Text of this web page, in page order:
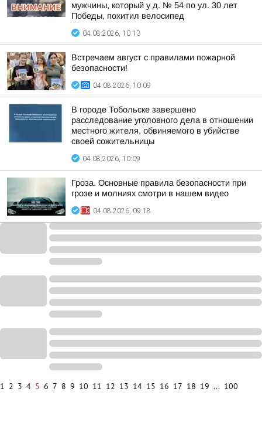
мужчины, который у д. № 54 по ул. 30 лет
Победы, похитил велосипед
04.08.2026, 10:13
Встречаем август с правилами пожарной
безопасности!
04.08.2026, 10:09
В городе Тобольске завершено
расследование уголовного дела в отношении
местного жителя, обвиняемого в убийстве
своей сожительницы
04.08.2026, 10:09
Гроза. Основные правила безопасности при
грозе и молниях смотри в нашем видео
04.08.2026, 09:18
1 2 3 4 5 6 7 8 9 10 11 12 13 14 15 16 17 18 19 ... 100